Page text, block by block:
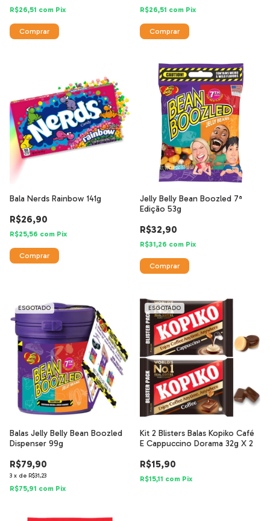
R$26,51 com Pix R$26,51 com Pix
Bala Nerds Rainbow 141g
R$26,90
R$25,56 com Pix
Jelly Belly Bean Boozled 7ª
Edição 53g
R$32,90
R$31,26 com Pix
ESGOTADO
Balas Jelly Belly Bean Boozled
Dispenser 99g
R$79,90
3 x de R$31,23
R$75,91 com Pix
ESGOTADO
Kit 2 Blisters Balas Kopiko Café
E Cappuccino Dorama 32g X 2
R$15,90
R$15,11 com Pix